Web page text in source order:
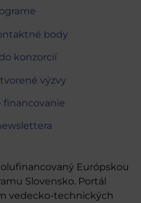
body
konzorcií
výzvy
financovanie
Európskou
Slovensko. Portál
vedecko-technických